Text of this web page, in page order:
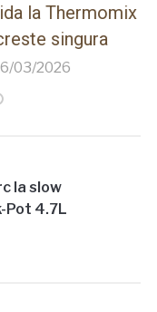
cu faina
la slow
Pot 4.7L